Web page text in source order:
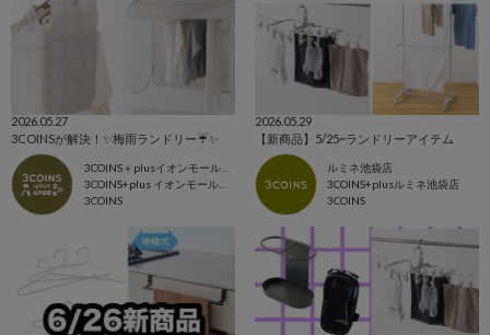
2026.05.27
3COINSが解決！✨梅雨ランドリー☔️✨
3COINS＋plusイオンモール北戸田店
3COINS+plus イオンモール北戸田店
3COINS
2026.05.29
【新商品】5/25~ランドリーアイテム
ルミネ池袋店
3COINS+plusルミネ池袋店
3COINS